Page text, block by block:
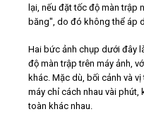
lại, nếu đặt tốc độ màn trập
băng", do đó không thể áp
Hai bức ảnh chụp dưới đây
độ màn trập trên máy ảnh,
khác. Mặc dù, bối cảnh và
máy chỉ cách nhau vài
toàn khác nhau.